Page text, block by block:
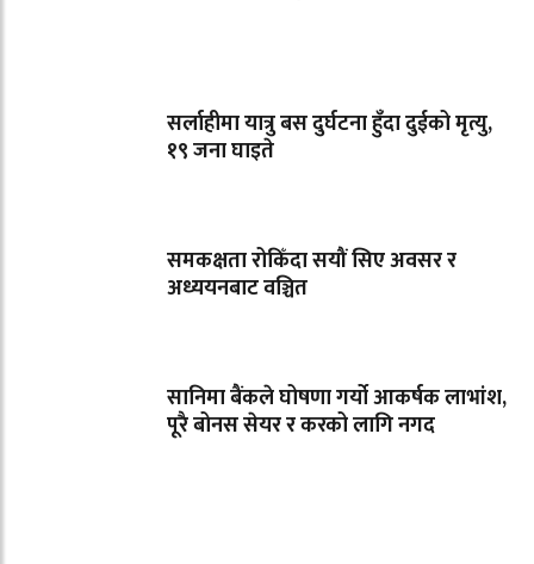
सर्लाहीमा यात्रु बस दुर्घटना हुँदा दुईको मृत्यु,
१९ जना घाइते
समकक्षता रोकिँदा सयौं सिए अवसर र
अध्ययनबाट वञ्चित
सानिमा बैंकले घोषणा गर्यो आकर्षक लाभांश,
पूरै बोनस सेयर र करको लागि नगद